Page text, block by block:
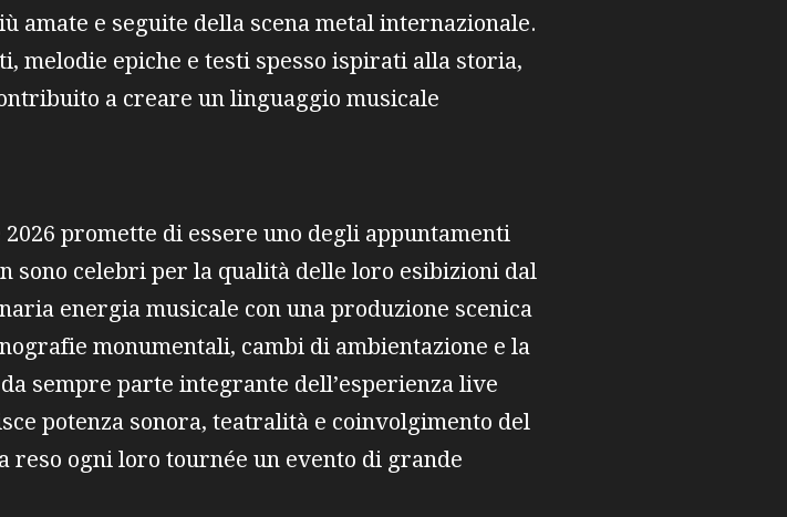
amate e seguite della scena metal internazionale.
melodie epiche e testi spesso ispirati alla storia,
a creare un linguaggio musicale
promette di essere uno degli appuntamenti
sono celebri per la qualità delle loro esibizioni dal
energia musicale con una produzione scenica
monumentali, cambi di ambientazione e la
sempre parte integrante dell’esperienza live
potenza sonora, teatralità e coinvolgimento del
reso ogni loro tournée un evento di grande